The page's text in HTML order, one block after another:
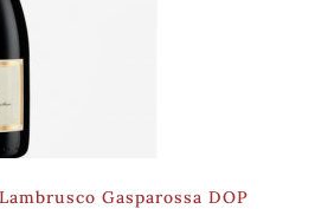
Gasparossa DOP